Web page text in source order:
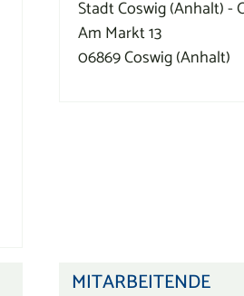
Stadt Coswig (Anhalt) -
Am Markt 13
06869Coswig (Anhalt)
MITARBEITENDE